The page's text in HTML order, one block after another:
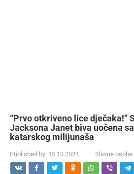
“Prvo otkriveno lice dječaka!”
Jacksona Janet biva uočena
katarskog milijunaša
Published by: 15.10.2024 Slavne osobe